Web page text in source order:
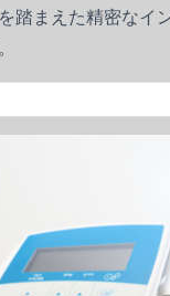
踏まえた精密なイ